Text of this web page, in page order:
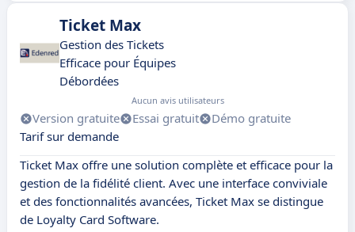
Ticket Max
Gestion des Tickets
Efficace pour Équipes
Débordées
Aucun avis utilisateurs
Version gratuite Essai gratuit
Démo gratuite
Tarif sur demande
Ticket Max offre une solution complète et efficace pour la
gestion de la fidélité client. Avec une interface conviviale
et des fonctionnalités avancées, Ticket Max se distingue
de Loyalty Card Software.